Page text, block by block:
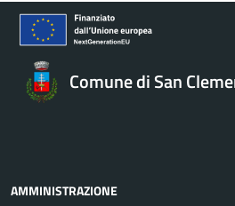
Comune di San
AMMINISTRAZIONE